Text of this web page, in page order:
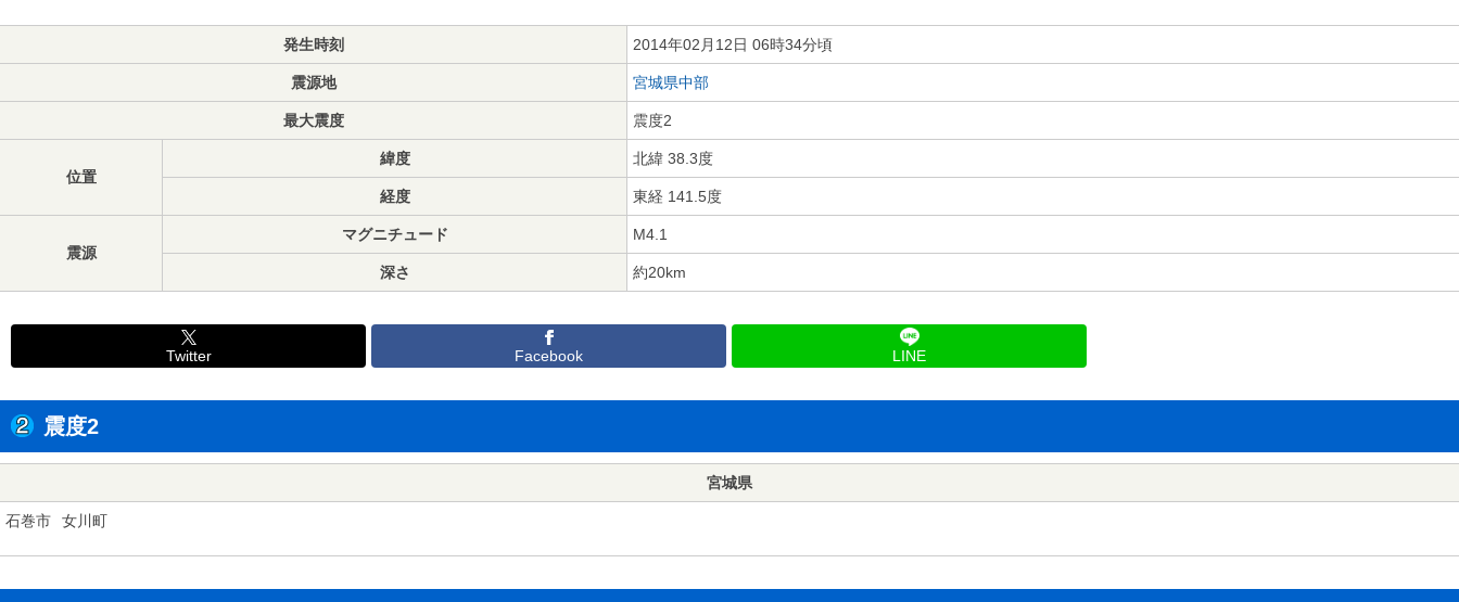
発生時刻 2014年02月12日 06時34分頃
震源地 宮城県中部
最大震度 震度2
位置
緯度 北緯 38.3度
経度 東経 141.5度
震源
マグニチュード M4.1
深さ 約20km
Twitter Facebook LINE
震度2
宮城県
石巻市 女川町